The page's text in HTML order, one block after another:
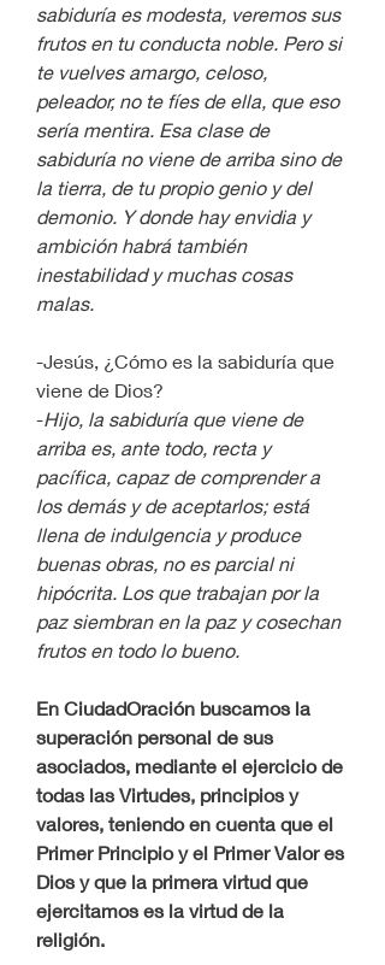
sabiduría es modesta, veremos sus
frutos en tu conducta noble. Pero si
te vuelves amargo, celoso,
peleador, no te fíes de ella, que eso
sería mentira. Esa clase de
sabiduría no viene de arriba sino de
la tierra, de tu propio genio y del
demonio. Y donde hay envidia y
ambición habrá también
inestabilidad y muchas cosas
malas.
-Jesús, ¿Cómo es la sabiduría que
viene de Dios?
-Hijo, la sabiduría que viene de
arriba es, ante todo, recta y
pacífica, capaz de comprender a
los demás y de aceptarlos; está
llena de indulgencia y produce
buenas obras, no es parcial ni
hipócrita. Los que trabajan por la
paz siembran en la paz y cosechan
frutos en todo lo bueno.
En CiudadOración buscamos la
superación personal de sus
asociados, mediante el ejercicio de
todas las Virtudes, principios y
valores, teniendo en cuenta que el
Primer Principio y el Primer Valor es
Dios y que la primera virtud que
ejercitamos es la virtud de la
religión.